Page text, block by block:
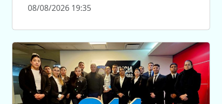
08/08/2026 19:35